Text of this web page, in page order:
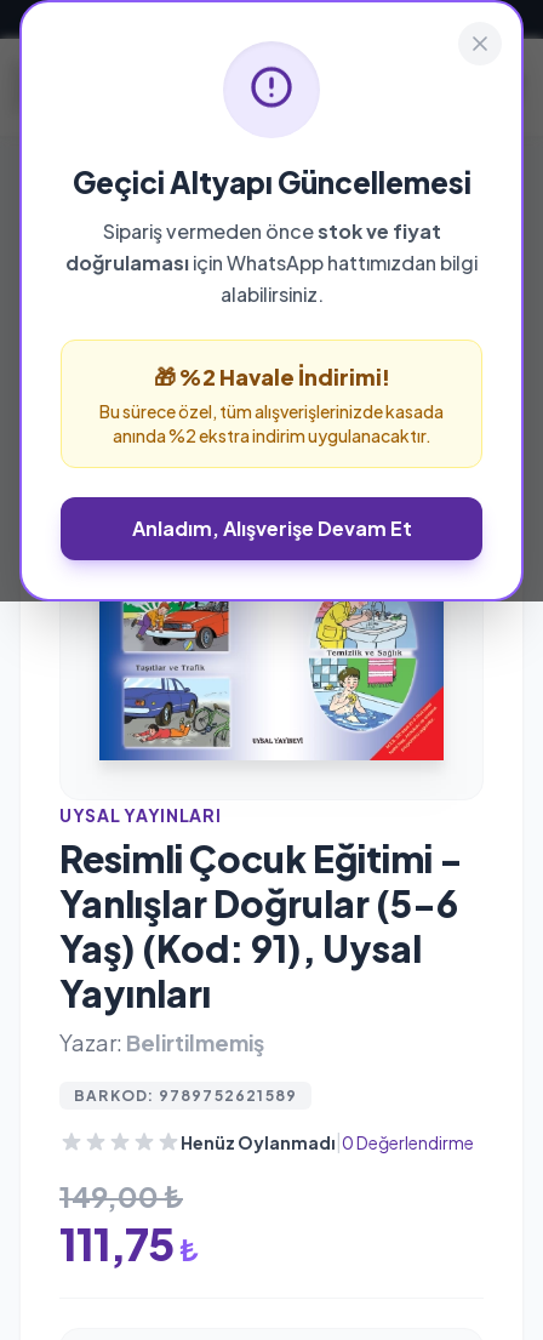
Geçici Altyapı Güncellemesi
Sipariş vermeden öncestok ve fiyat
doğrulamasıiçin WhatsApp hattımızdan bilgi
alabilirsiniz.
🎁 %2 Havale İndirimi!
Bu sürece özel, tüm alışverişlerinizde kasada
anında %2 ekstra indirim uygulanacaktır.
Anladım, Alışverişe Devam Et
%25 İNDİRİM
UYSAL YAYINLARI
Resimli Çocuk Eğitimi -
Yanlışlar Doğrular (5-6
Yaş) (Kod: 91), Uysal
Yayınları
Yazar: Belirtilmemiş
BARKOD: 9789752621589
Henüz Oylanmadı|0 Değerlendirme
149,00 ₺
111,75 ₺